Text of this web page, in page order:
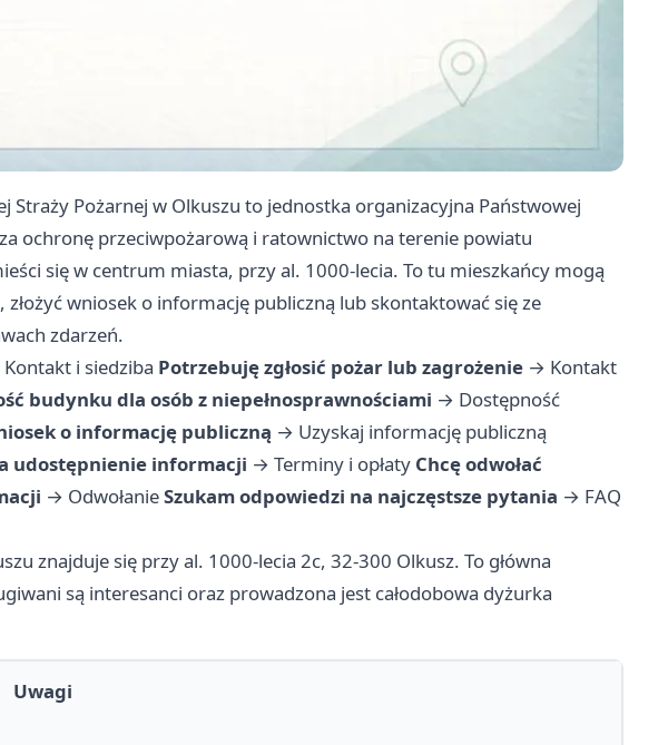
Straży Pożarnej w Olkuszu to jednostka organizacyjna Państwowej
ochronę przeciwpożarową i ratownictwo na terenie powiatu
się w centrum miasta, przy al. 1000-lecia. To tu mieszkańcy mogą
wniosek o informację publiczną lub skontaktować się ze
zdarzeń.
Kontakt i siedziba Potrzebuję zgłosić pożar lub zagrożenie → Kontakt
budynku dla osób z niepełnosprawnościami → Dostępność
o informację publiczną → Uzyskaj informację publiczną
udostępnienie informacji → Terminy i opłaty Chcę odwołać
→ OdwołanieSzukam odpowiedzi na najczęstsze pytania → FAQ
znajduje się przy al. 1000-lecia 2c, 32-300 Olkusz. To główna
są interesanci oraz prowadzona jest całodobowa dyżurka
Uwagi